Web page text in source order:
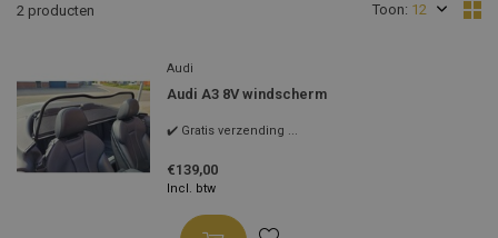
2 producten Toon:
Audi
Audi A3 8V windscherm
✔️ Gratis verzending ...
€139,00
Incl. btw